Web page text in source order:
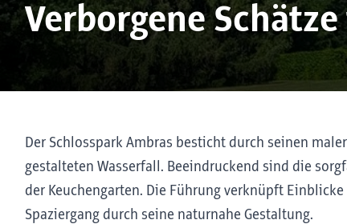
Verborgene
Der Schlosspark Ambras besticht durch seinen
gestalteten Wasserfall. Beeindruckend sind die
der Keuchengarten. Die Führung verknüpft
Spaziergang durch seine naturnahe Gestaltung.